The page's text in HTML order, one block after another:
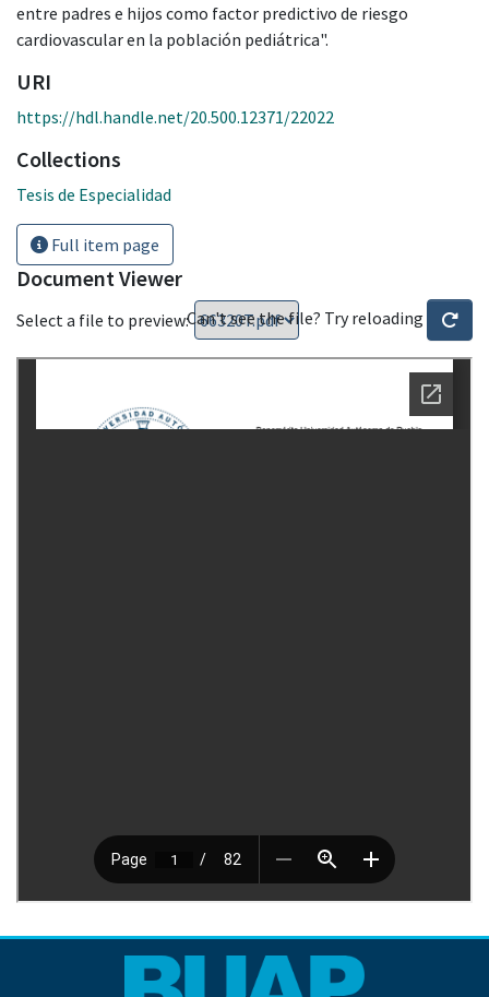
entre padres e hijos como factor predictivo de riesgo
cardiovascular en la población pediátrica".
URI
https://hdl.handle.net/20.500.12371/22022
Collections
Tesis de Especialidad
Full item page
Document Viewer
Select a file to preview:Can't see the file? Try reloading